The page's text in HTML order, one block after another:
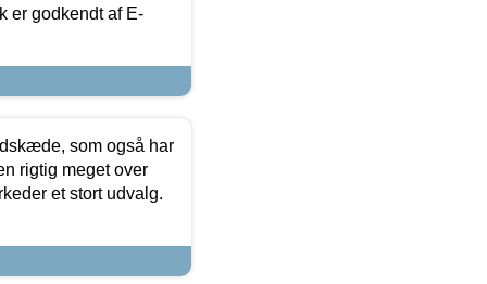
er godkendt af E-
som også har
rigtig meget over
et stort udvalg.